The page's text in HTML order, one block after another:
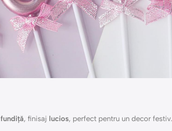
, finisaj lucios, perfect pentru un decor festiv.